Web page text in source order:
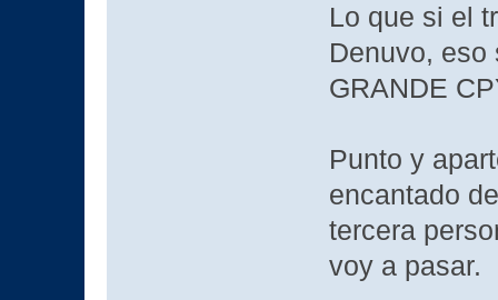
Lo que si el
Denuvo, eso
GRANDE
Punto y
encantado
tercera
voy a pasar.